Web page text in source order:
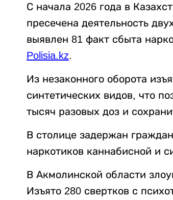
С начала 2026 года в
пресечена деятельность
выявлен 81 факт сбыта
Polisia.kz.
Из незаконного оборота
синтетических видов, что
тысяч разовых доз и
В столице задержан
наркотиков каннабисной и
В Акмолинской области
Изъято 280 свертков с